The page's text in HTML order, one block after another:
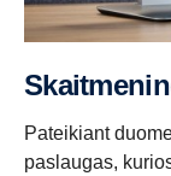
Pateikiant
paslaugas,